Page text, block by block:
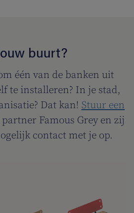
buurt?
één van de banken uit
te installeren? In je stad,
Dat kan! Stuur een
Famous Grey en zij
contact met je op.